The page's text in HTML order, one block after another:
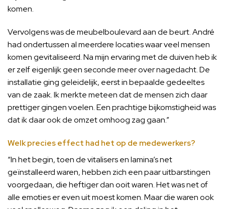
komen.
Vervolgens was de meubelboulevard aan de beurt. André
had ondertussen al meerdere locaties waar veel mensen
komen gevitaliseerd. Na mijn ervaring met de duiven heb ik
er zelf eigenlijk geen seconde meer over nagedacht. De
installatie ging geleidelijk, eerst in bepaalde gedeeltes
van de zaak. Ik merkte meteen dat de mensen zich daar
prettiger gingen voelen. Een prachtige bijkomstigheid was
dat ik daar ook de omzet omhoog zag gaan.”
Welk precies effect had het op de medewerkers?
“In het begin, toen de vitalisers en lamina’s net
geïnstalleerd waren, hebben zich een paar uitbarstingen
voorgedaan, die heftiger dan ooit waren. Het was net of
alle emoties er even uit moest komen. Maar die waren ook